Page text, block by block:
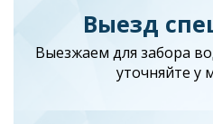
Выезд
Выезжаем для забора
уточняйте у